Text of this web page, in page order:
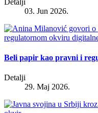
03. Jun 2026.
Beli papir kao pravni i
Detalji
29. Maj 2026.